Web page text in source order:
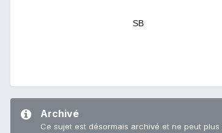
SB
Archivé
Ce sujet est désormais archivé et ne peut